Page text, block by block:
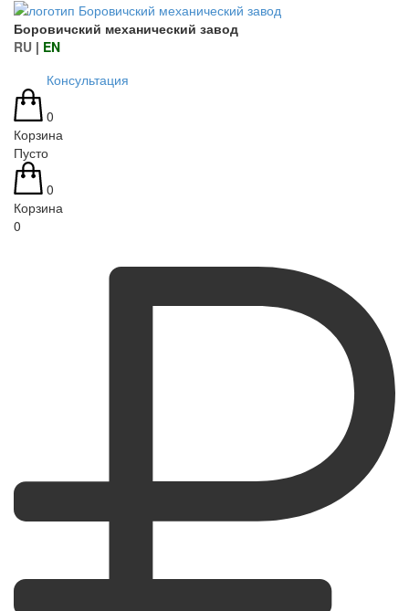
Боровичский механический завод
RU | EN
Консультация
0
Корзина
Пусто
0
Корзина
0